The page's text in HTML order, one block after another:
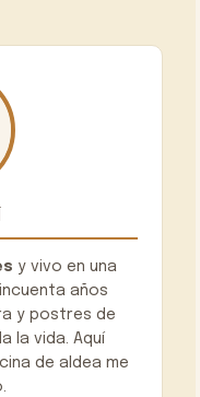
y vivo en una
años
y postres de
la vida. Aquí
de aldea me